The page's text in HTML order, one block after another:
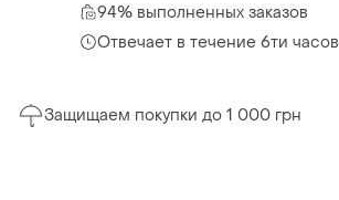
94% выполненных заказов
Отвечает в течение 6ти часов
Защищаем покупки до 1 000 грн